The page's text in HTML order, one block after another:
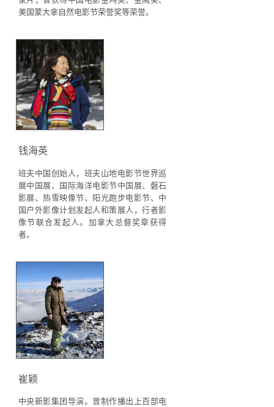
美国蒙大拿自然电影节荣誉奖等荣誉。
钱海英
班夫中国创始人，班夫山地电影节世界巡
展中国展、国际海洋电影节中国展、磐石
影展、热雪映像节、阳光跑步电影节、中
国户外影像计划发起人和策展人，行者影
像节联合发起人。加拿大总督奖章获得
者。
崔颖
中央新影集团导演。 曾制作播出上百部电